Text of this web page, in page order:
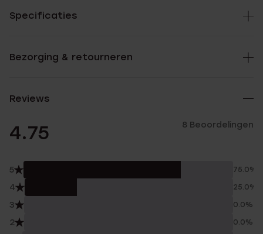
Specificaties
Bezorging & retourneren
Reviews
4.75 8 Beoordelingen
5 75.0%
4 25.0%
3 0.0%
2 0.0%